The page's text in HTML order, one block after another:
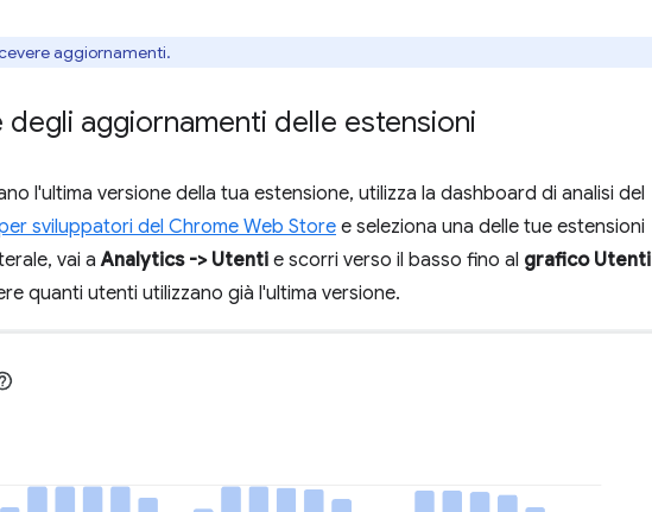
aggiornamenti.
aggiornamenti delle estensioni
l'ultima versione della tua estensione, utilizza la dashboard di analisi del
sviluppatori del Chrome Web Store e seleziona una delle tue estensioni
vai aAnalytics -> Utenti e scorri verso il basso fino al grafico Utenti
quanti utenti utilizzano già l'ultima versione.